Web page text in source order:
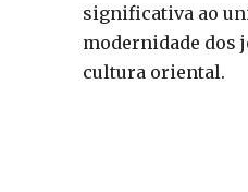
significativa ao
modernidade dos
cultura oriental.